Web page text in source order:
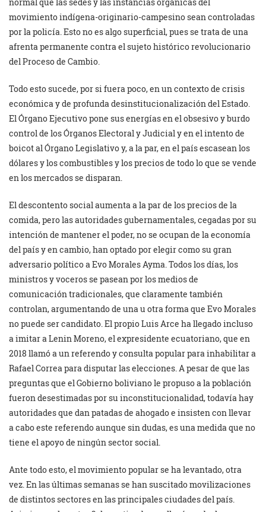
movimiento indígena-originario-campesino sean controladas
por la policía. Esto no es algo superficial, pues se trata de una
afrenta permanente contra el sujeto histórico revolucionario
del Proceso de Cambio.
Todo esto sucede, por si fuera poco, en un contexto de crisis
económica y de profunda desinstitucionalización del Estado.
El Órgano Ejecutivo pone sus energías en el obsesivo y burdo
control de los Órganos Electoral y Judicial y en el intento de
boicot al Órgano Legislativo y, a la par, en el país escasean los
dólares y los combustibles y los precios de todo lo que se vende
en los mercados se disparan.
El descontento social aumenta a la par de los precios de la
comida, pero las autoridades gubernamentales, cegadas por su
intención de mantener el poder, no se ocupan de la economía
del país y en cambio, han optado por elegir como su gran
adversario político a Evo Morales Ayma. Todos los días, los
ministros y voceros se pasean por los medios de
comunicación tradicionales, que claramente también
controlan, argumentando de una u otra forma que Evo Morales
no puede ser candidato. El propio Luis Arce ha llegado incluso
a imitar a Lenin Moreno, el expresidente ecuatoriano, que en
2018 llamó a un referendo y consulta popular para inhabilitar a
Rafael Correa para disputar las elecciones. A pesar de que las
preguntas que el Gobierno boliviano le propuso a la población
fueron desestimadas por su inconstitucionalidad, todavía hay
autoridades que dan patadas de ahogado e insisten con llevar
a cabo este referendo aunque sin dudas, es una medida que no
tiene el apoyo de ningún sector social.
Ante todo esto, el movimiento popular se ha levantado, otra
vez. En las últimas semanas se han suscitado movilizaciones
de distintos sectores en las principales ciudades del país.